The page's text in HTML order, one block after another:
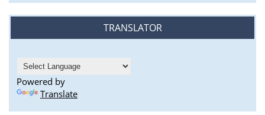
TRANSLATOR
Powered by
Translate